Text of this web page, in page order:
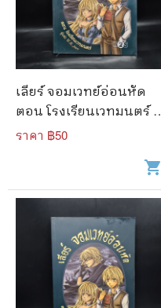
เลียร์ จอมเวทย์อ่อนหัด
ตอน โรงเรียนเวทมนตร์ -
W.K.jarr
ราคา ฿50
shopping_cart